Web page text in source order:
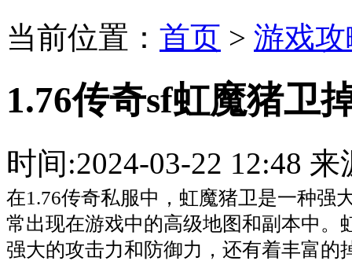
当前位置： 首页 > 游戏
1.76传奇sf虹魔猪卫
时间:2024-03-22 12:48
在1.76传奇私服中，虹魔猪卫是一种强
常出现在游戏中的高级地图和副本中。
强大的攻击力和防御力，还有着丰富的